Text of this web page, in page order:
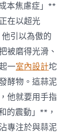
本焦慮症」**
在以超光
引以為傲的
被磨得光滑、
一室內設計坨
酵物。這蒜泥
他就要用手指
的震動」**，
專注於與蒜泥